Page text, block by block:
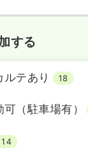
する
ルテあり 18
（駐車場有）
14